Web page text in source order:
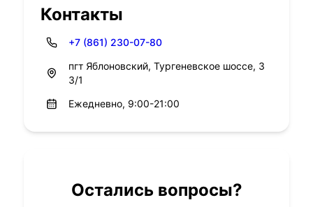
Контакты
+7 (861) 230-07-80
пгт Яблоновский, Тургеневское шоссе, 3
3/1
Ежедневно, 9:00-21:00
Остались вопросы?